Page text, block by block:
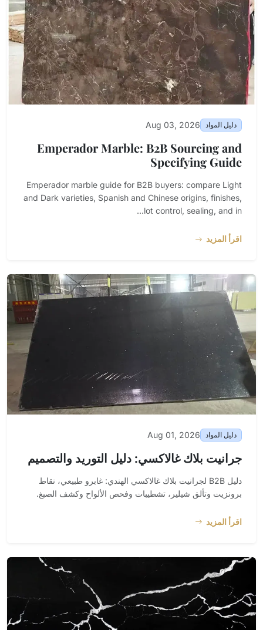
دليل المواد Aug 03, 2026
Emperador Marble: B2B Sourcing and
Specifying Guide
Emperador marble guide for B2B buyers: compare Light
and Dark varieties, Spanish and Chinese origins, finishes,
lot control, sealing, and in...
اقرأ المزيد
دليل المواد Aug 01, 2026
جرانيت بلاك غالاكسي: دليل التوريد والتصميم
دليل B2B لجرانيت بلاك غالاكسي الهندي: غابرو طبيعي، نقاط
برونزيت وتألق شيلير، تشطيبات وفحص الألواح وكشف الصبغ.
اقرأ المزيد